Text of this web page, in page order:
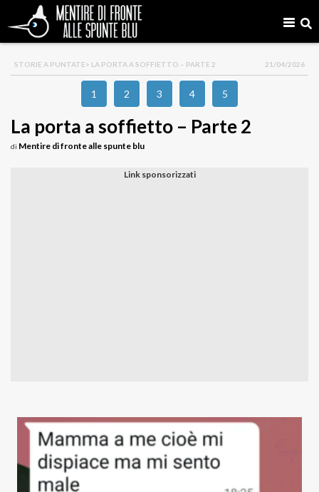
STORIE A PUNTATE> LA PORTA A SOFFIETTO – PARTE 2 21/04/2026
1 2 3 4 5
La porta a soffietto – Parte 2
di Mentire di fronte alle spunte blu